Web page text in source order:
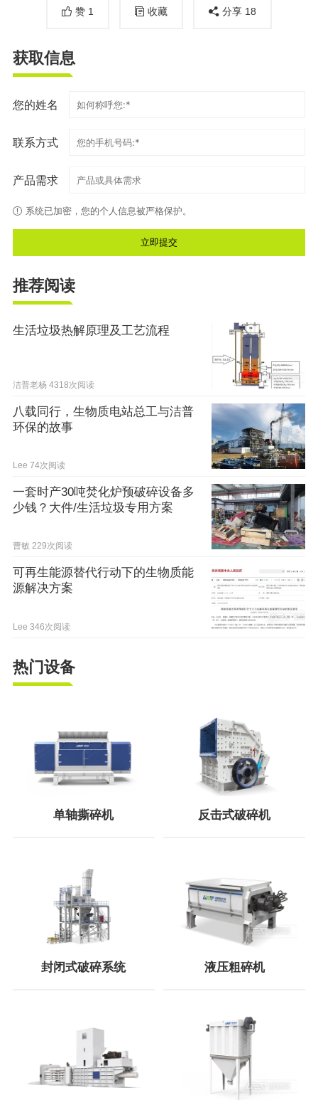
赞 1 收藏 分享 18
获取信息
您的姓名
联系方式
产品需求
系统已加密，您的个人信息被严格保护。
推荐阅读
生活垃圾热解原理及工艺流程
洁普老杨 4318次阅读
八载同行，生物质电站总工与洁普
环保的故事
Lee 74次阅读
一套时产30吨焚化炉预破碎设备多
少钱？大件/生活垃圾专用方案
曹敏 229次阅读
可再生能源替代行动下的生物质能
源解决方案
Lee 346次阅读
热门设备
单轴撕碎机 反击式破碎机
封闭式破碎系统 液压粗碎机